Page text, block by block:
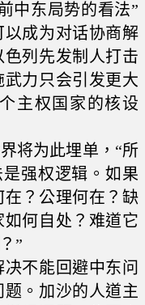
中东局势的看法”
以成为对话协商解
列先发制人打击
力只会引发更大
主权国家的核设
将为此埋单，“所
强权逻辑。如果
？公理何在？缺
何自处？难道它
”
不能回避中东问
。加沙的人道主